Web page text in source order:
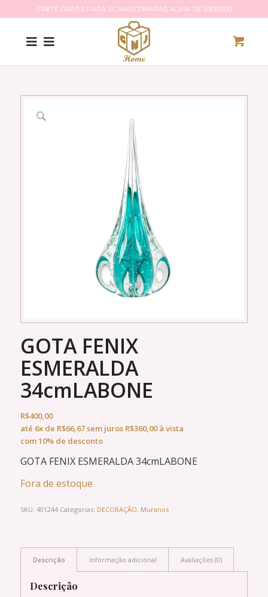
FRETE GRÁTIS PARA SC NAS COMPRAS ACIMA DE R$500,00
GOTA FENIX
ESMERALDA
34cmLABONE
R$400,00
até 6xde R$66,67sem juros R$360,00à vista
com 10% de desconto
GOTA FENIX ESMERALDA 34cmLABONE
Fora de estoque
SKU: 401244 Categorias: DECORAÇÃO, Muranos
Descrição Informação adicional Avaliações (0)
Descrição